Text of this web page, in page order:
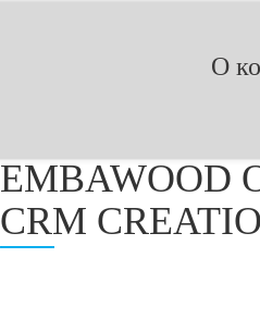
О
CRM